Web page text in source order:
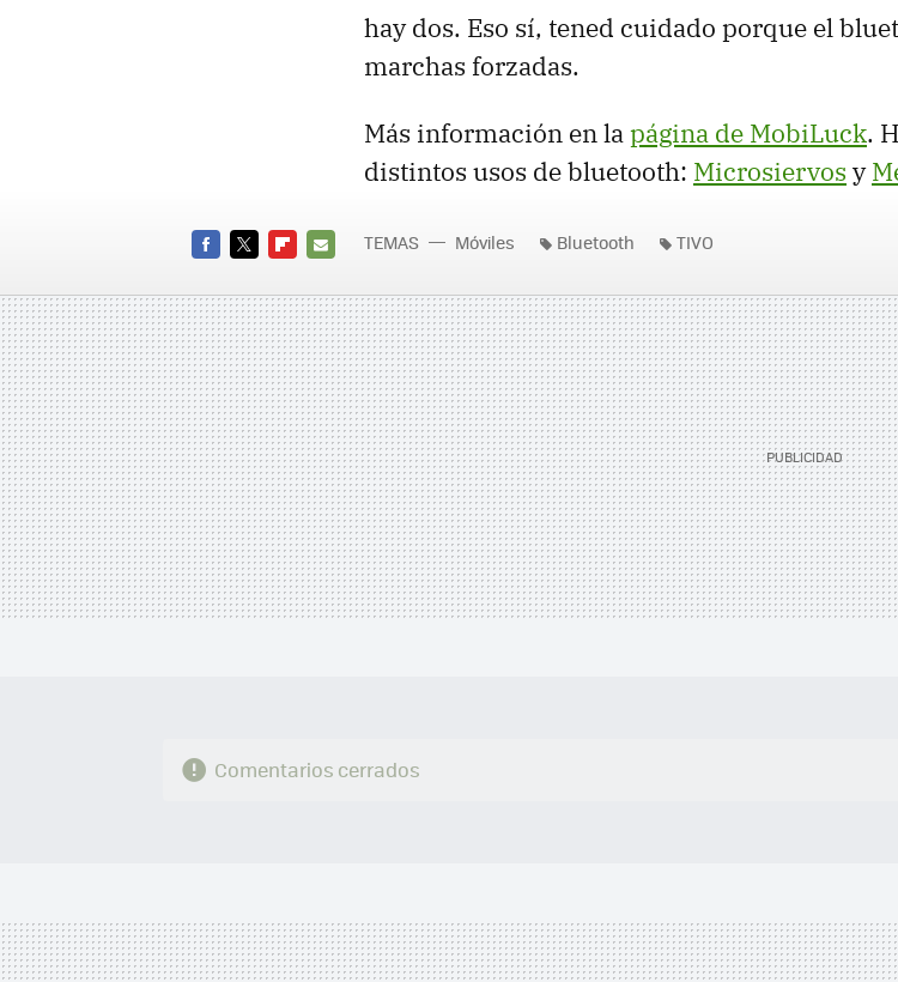
hay dos. Eso sí, tened cuidado porque el
marchas forzadas.
Más información en lapágina de MobiLuck.
distintos usos de bluetooth: Microsiervos y
MAIL
TEMAS Móviles Bluetooth TIVO
Comentarios cerrados